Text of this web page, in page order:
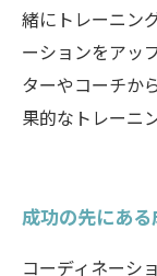
緒にトレーニン
ーションをアッ
ターやコーチか
果的なトレーニ
成功の先にあ
コーディネーシ